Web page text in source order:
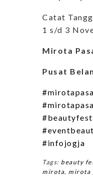
Catat
1 s/d 3
Mirota
Pusat
#infojogja
Tags: beauty
mirota, mirota